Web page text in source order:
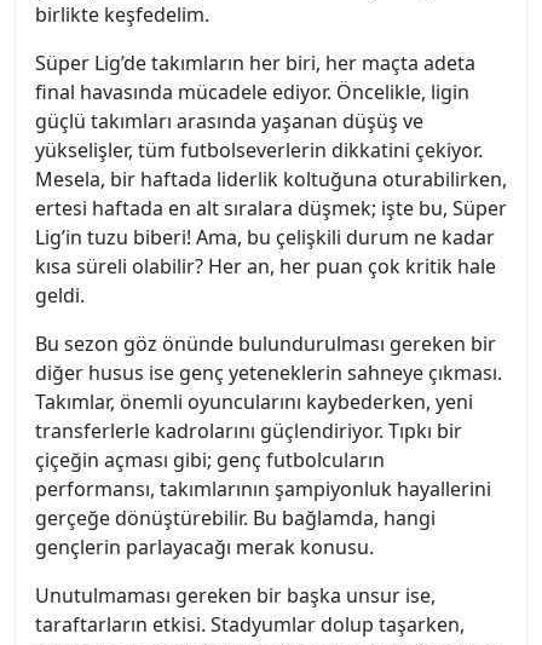
birlikte keşfedelim.
Süper Lig’de takımların her biri, her maçta adeta
final havasında mücadele ediyor. Öncelikle, ligin
güçlü takımları arasında yaşanan düşüş ve
yükselişler, tüm futbolseverlerin dikkatini çekiyor.
Mesela, bir haftada liderlik koltuğuna oturabilirken,
ertesi haftada en alt sıralara düşmek; işte bu, Süper
Lig’in tuzu biberi! Ama, bu çelişkili durum ne kadar
kısa süreli olabilir? Her an, her puan çok kritik hale
geldi.
Bu sezon göz önünde bulundurulması gereken bir
diğer husus ise genç yeteneklerin sahneye çıkması.
Takımlar, önemli oyuncularını kaybederken, yeni
transferlerle kadrolarını güçlendiriyor. Tıpkı bir
çiçeğin açması gibi; genç futbolcuların
performansı, takımlarının şampiyonluk hayallerini
gerçeğe dönüştürebilir. Bu bağlamda, hangi
gençlerin parlayacağı merak konusu.
Unutulmaması gereken bir başka unsur ise,
taraftarların etkisi. Stadyumlar dolup taşarken,